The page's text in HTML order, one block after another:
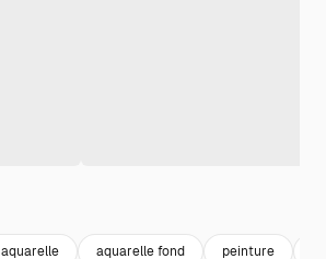
aquarelle aquarelle fond peinture